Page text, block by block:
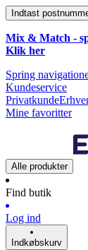
Indtast
Mix & Match -
Klik her
Spring
Kundeservice
Privatkunde
Mine favoritter
Alle produkter
Find butik
Log ind
Indkøbskurv